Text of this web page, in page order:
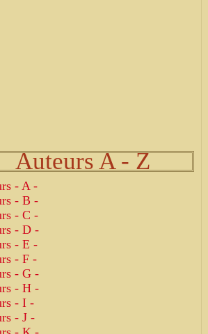
Auteurs A - Z
- A -
- B -
- C -
- D -
- E -
- F -
- G -
- H -
- I -
- J -